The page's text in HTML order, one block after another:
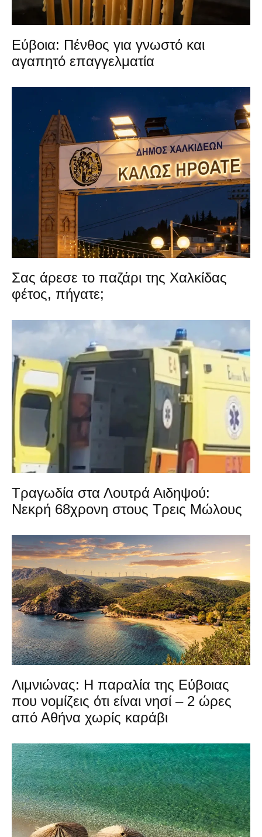
Εύβοια: Πένθος για γνωστό και
αγαπητό επαγγελματία
Σας άρεσε το παζάρι της Χαλκίδας
φέτος, πήγατε;
Τραγωδία στα Λουτρά Αιδηψού:
Νεκρή 68χρονη στους Τρεις Μώλους
Λιμνιώνας: Η παραλία της Εύβοιας
που νομίζεις ότι είναι νησί – 2 ώρες
από Αθήνα χωρίς καράβι